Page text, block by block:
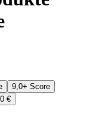
9,0+ Score
€